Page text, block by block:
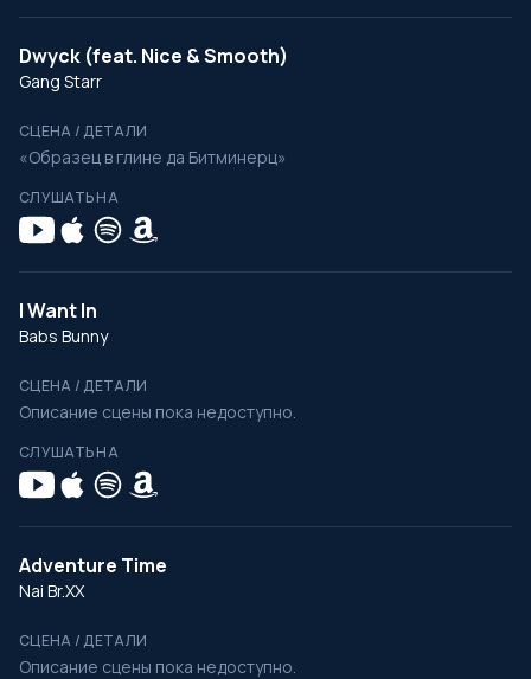
Dwyck (feat. Nice & Smooth)
Gang Starr
СЦЕНА / ДЕТАЛИ
«Образец в глине да Битминерц»
СЛУШАТЬ НА
I Want In
Babs Bunny
СЦЕНА / ДЕТАЛИ
Описание сцены пока недоступно.
СЛУШАТЬ НА
Adventure Time
Nai Br.XX
СЦЕНА / ДЕТАЛИ
Описание сцены пока недоступно.